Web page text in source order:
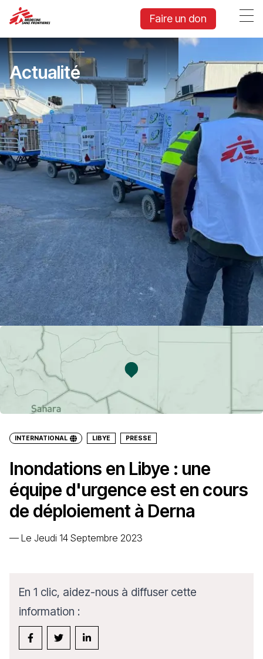
Faire un don
Actualité
INTERNATIONAL LIBYE PRESSE
Inondations en Libye : une
équipe d'urgence est en cours
de déploiement à Derna
— Le Jeudi 14 Septembre 2023
En 1 clic, aidez-nous à diffuser cette
information :